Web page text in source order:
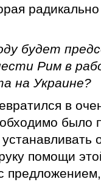
будет
Рим в
на Украине?
в
было
помощи